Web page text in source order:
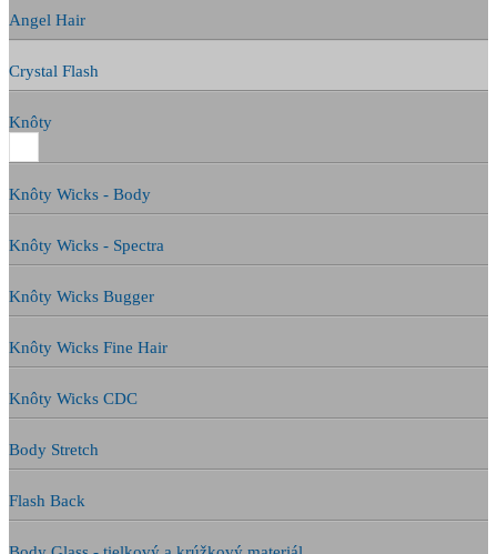
Angel Hair
Crystal Flash
Knôty
Knôty Wicks - Body
Knôty Wicks - Spectra
Knôty Wicks Bugger
Knôty Wicks Fine Hair
Knôty Wicks CDC
Body Stretch
Flash Back